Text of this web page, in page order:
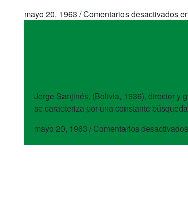
mayo 20, 1963 /Comentarios desactivados
Jorge Sanjinés, (Bolivia, 1936), director y
se caracteriza por una constante
mayo 20, 1963 / Comentarios desactivados